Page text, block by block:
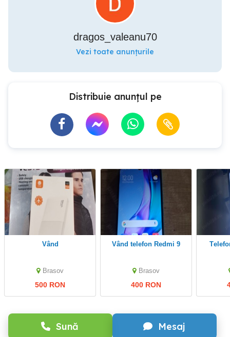
Sună Mesaj
dragos_valeanu70
Vezi toate anunțurile
Distribuie anunțul pe
Vând
Brasov
500 RON
Vând telefon Redmi 9
Brasov
400 RON
Telefon smart marca